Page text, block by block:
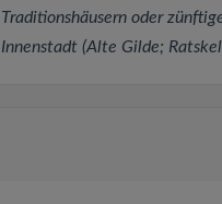
Traditionshäusern oder
Innenstadt (Alte Gilde;